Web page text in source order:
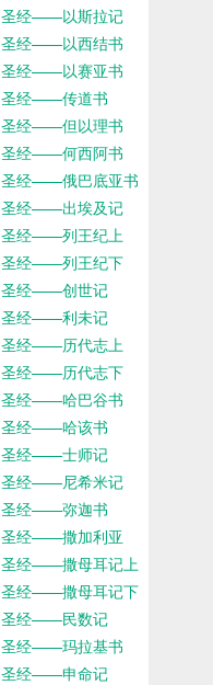
圣经——以斯拉记
圣经——以西结书
圣经——以赛亚书
圣经——传道书
圣经——但以理书
圣经——何西阿书
圣经——俄巴底亚书
圣经——出埃及记
圣经——列王纪上
圣经——列王纪下
圣经——创世记
圣经——利未记
圣经——历代志上
圣经——历代志下
圣经——哈巴谷书
圣经——哈该书
圣经——士师记
圣经——尼希米记
圣经——弥迦书
圣经——撒加利亚
圣经——撒母耳记上
圣经——撒母耳记下
圣经——民数记
圣经——玛拉基书
圣经——申命记